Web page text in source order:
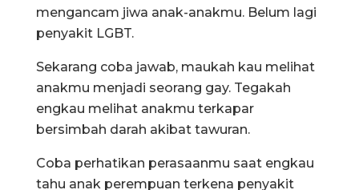
mengancam jiwa anak-anakmu. Belum lagi
penyakit LGBT.
Sekarang coba jawab, maukah kau melihat
anakmu menjadi seorang gay. Tegakah
engkau melihat anakmu terkapar
bersimbah darah akibat tawuran.
Coba perhatikan perasaanmu saat engkau
tahu anak perempuan terkena penyakit